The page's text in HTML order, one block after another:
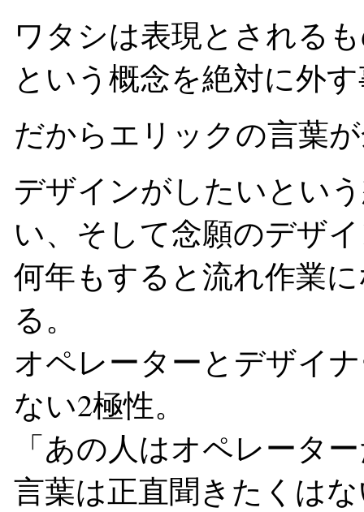
ワタシは表現とされる
という概念を絶対に外
だからエリックの言葉
デザインがしたいとい
い、そして念願のデザ
何年もすると流れ作業
る。
オペレーターとデザイ
ない2極性。
「あの人はオペレータ
言葉は正直聞きたくは